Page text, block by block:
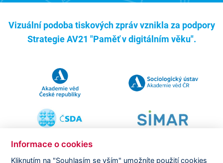
Vizuální podoba tiskových zpráv vznikla za podpory
Strategie AV21 "Paměť v digitálním věku".
Informace o cookies
Kliknutím na "Souhlasím se vším" umožníte použití cookies